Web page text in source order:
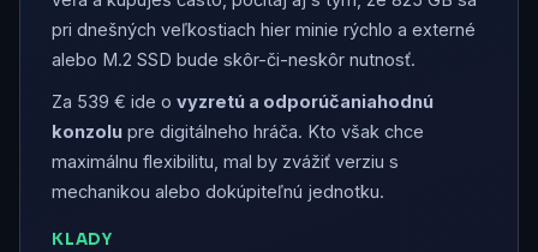
pri dnešných veľkostiach hier minie rýchlo a externé
alebo M.2 SSD bude skôr-či-neskôr nutnosť.
Za 539 € ide o vyzretú a odporúčaniahodnú
konzolu pre digitálneho hráča. Kto však chce
maximálnu flexibilitu, mal by zvážiť verziu s
mechanikou alebo dokúpiteľnú jednotku.
KLADY